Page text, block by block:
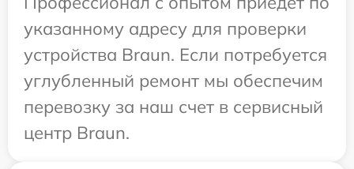
указанному адресу для проверки
устройства Braun. Если потребуется
углубленный ремонт мы обеспечим
перевозку за наш счет в сервисный
центр Braun.